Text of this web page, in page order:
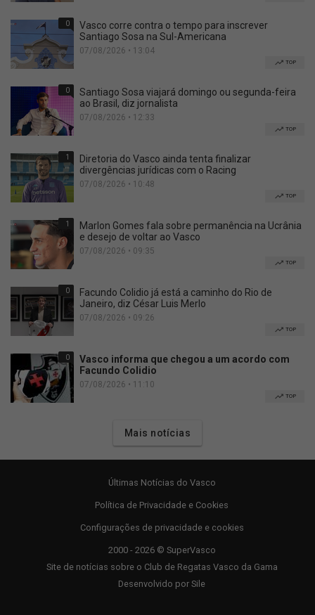
0
Vasco corre contra o tempo para inscrever
Santiago Sosa na Sul-Americana
07/08/2026 • 13:04
TOP
0
Santiago Sosa viajará domingo ou segunda-feira
ao Brasil, diz jornalista
07/08/2026 • 12:33
TOP
1
Diretoria do Vasco ainda tenta finalizar
divergências jurídicas com o Racing
07/08/2026 • 10:48
TOP
1
Marlon Gomes fala sobre permanência na Ucrânia
e desejo de voltar ao Vasco
07/08/2026 • 09:35
TOP
0
Facundo Colidio já está a caminho do Rio de
Janeiro, diz César Luis Merlo
07/08/2026 • 09:26
TOP
0
Vasco informa que chegou a um acordo com
Facundo Colidio
07/08/2026 • 11:10
TOP
Mais notícias
Últimas Notícias do Vasco
Política de Privacidade e Cookies
Configurações de privacidade e cookies
2000 - 2026 © SuperVasco
Site de notícias sobre o Club de Regatas Vasco da Gama
Desenvolvido por Sile